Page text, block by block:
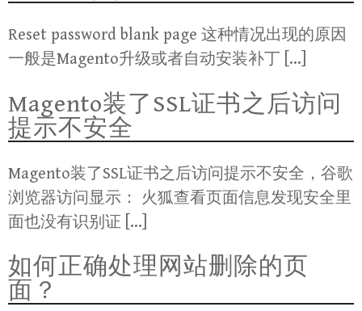
Reset password blank page 这种情况出现的原因
一般是Magento升级或者自动安装补丁 […]
Magento装了SSL证书之后访问
提示不安全
Magento装了SSL证书之后访问提示不安全，谷歌
浏览器访问显示： 火狐查看页面信息发现安全里
面也没有识别证 […]
如何正确处理网站删除的页
面？